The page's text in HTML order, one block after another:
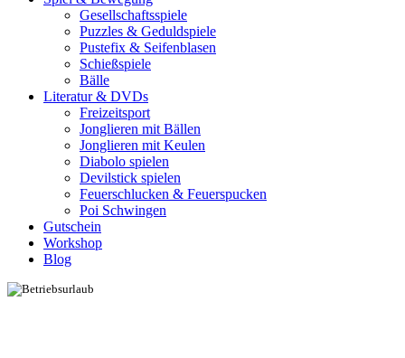
Gesellschaftsspiele
Puzzles & Geduldspiele
Pustefix & Seifenblasen
Schießspiele
Bälle
Literatur & DVDs
Freizeitsport
Jonglieren mit Bällen
Jonglieren mit Keulen
Diabolo spielen
Devilstick spielen
Feuerschlucken & Feuerspucken
Poi Schwingen
Gutschein
Workshop
Blog